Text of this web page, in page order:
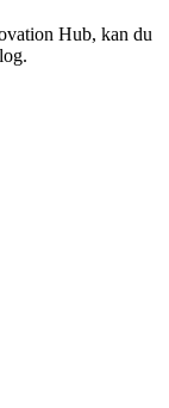
Hub, kan du